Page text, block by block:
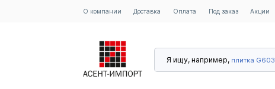
О компании Доставка Оплата Под заказ Акции
Я ищу, например, плитка G603